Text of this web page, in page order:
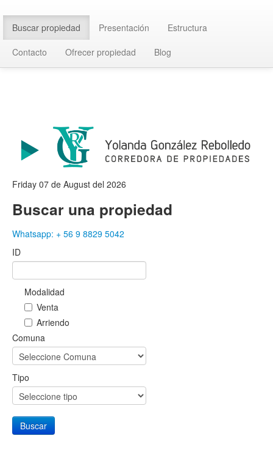
Buscar propiedad Presentación
Estructura
Contacto
Ofrecer propiedad Blog
Friday 07 de August del 2026
Buscar una propiedad
Whatsapp: + 56 9 8829 5042
ID
Modalidad
Venta
Arriendo
Comuna
Tipo
Buscar